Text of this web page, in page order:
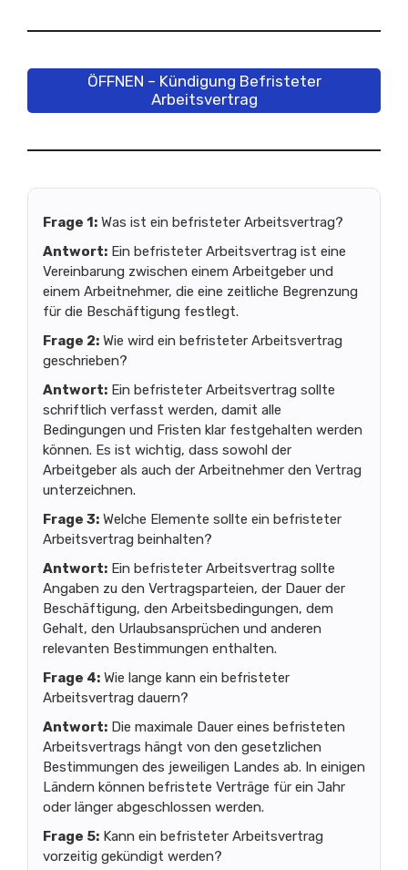
ÖFFNEN – Kündigung Befristeter
Arbeitsvertrag
Frage 1: Was ist ein befristeter Arbeitsvertrag?
Antwort: Ein befristeter Arbeitsvertrag ist eine
Vereinbarung zwischen einem Arbeitgeber und
einem Arbeitnehmer, die eine zeitliche Begrenzung
für die Beschäftigung festlegt.
Frage 2: Wie wird ein befristeter Arbeitsvertrag
geschrieben?
Antwort: Ein befristeter Arbeitsvertrag sollte
schriftlich verfasst werden, damit alle
Bedingungen und Fristen klar festgehalten werden
können. Es ist wichtig, dass sowohl der
Arbeitgeber als auch der Arbeitnehmer den Vertrag
unterzeichnen.
Frage 3: Welche Elemente sollte ein befristeter
Arbeitsvertrag beinhalten?
Antwort: Ein befristeter Arbeitsvertrag sollte
Angaben zu den Vertragsparteien, der Dauer der
Beschäftigung, den Arbeitsbedingungen, dem
Gehalt, den Urlaubsansprüchen und anderen
relevanten Bestimmungen enthalten.
Frage 4: Wie lange kann ein befristeter
Arbeitsvertrag dauern?
Antwort: Die maximale Dauer eines befristeten
Arbeitsvertrags hängt von den gesetzlichen
Bestimmungen des jeweiligen Landes ab. In einigen
Ländern können befristete Verträge für ein Jahr
oder länger abgeschlossen werden.
Frage 5: Kann ein befristeter Arbeitsvertrag
vorzeitig gekündigt werden?